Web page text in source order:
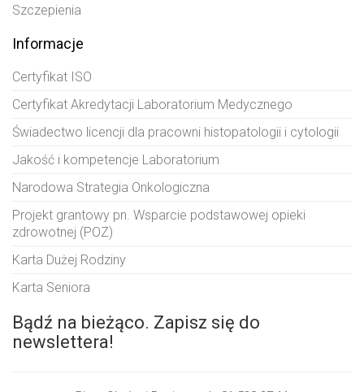
Szczepienia
Informacje
Certyfikat ISO
Certyfikat Akredytacji Laboratorium Medycznego
Świadectwo licencji dla pracowni histopatologii i cytologii
Jakość i kompetencje Laboratorium
Narodowa Strategia Onkologiczna
Projekt grantowy pn. Wsparcie podstawowej opieki
zdrowotnej (POZ)
Karta Dużej Rodziny
Karta Seniora
Bądź na bieżąco. Zapisz się do
newslettera!